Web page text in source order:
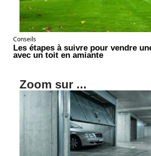
Conseils
Les étapes à suivre pour vendre
avec un toit en amiante
Zoom sur ...